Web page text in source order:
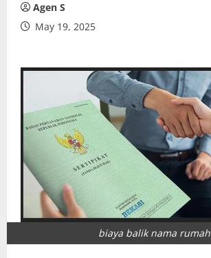
Agen S
May 19, 2025
biaya balik nama rumah